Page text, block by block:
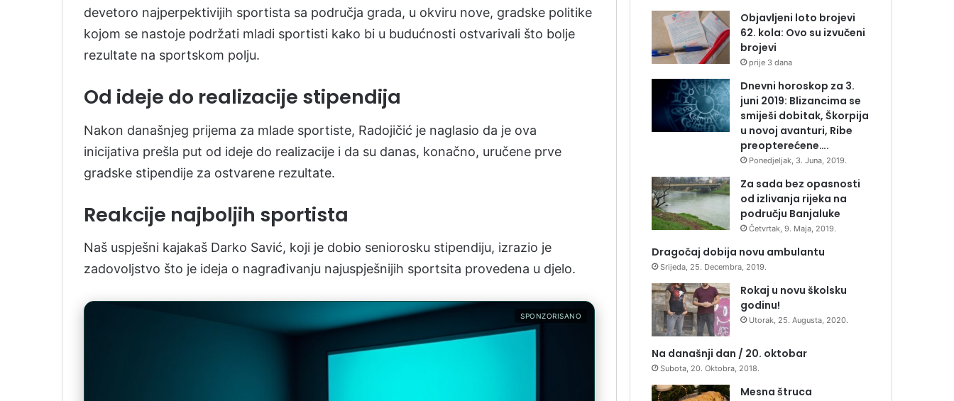
devetoro najperpektivijih sportista sa područja grada, u okviru nove, gradske politike
kojom se nastoje podržati mladi sportisti kako bi u budućnosti ostvarivali što bolje
rezultate na sportskom polju.
Od ideje do realizacije stipendija
Nakon današnjeg prijema za mlade sportiste, Radojičić je naglasio da je ova
inicijativa prešla put od ideje do realizacije i da su danas, konačno, uručene prve
gradske stipendije za ostvarene rezultate.
Reakcije najboljih sportista
Naš uspješni kajakaš Darko Savić, koji je dobio seniorosku stipendiju, izrazio je
zadovoljstvo što je ideja o nagrađivanju najuspješnijih sportsita provedena u djelo.
SPONZORISANO
Objavljeni loto brojevi
62. kola: Ovo su izvučeni
brojevi
prije 3 dana
Dnevni horoskop za 3.
juni 2019: Blizancima se
smiješi dobitak, Škorpija
u novoj avanturi, Ribe
preopterećene….
Ponedjeljak, 3. Juna, 2019.
Za sada bez opasnosti
od izlivanja rijeka na
području Banjaluke
Četvrtak, 9. Maja, 2019.
Dragočaj dobija novu ambulantu
Srijeda, 25. Decembra, 2019.
Rokaj u novu školsku
godinu!
Utorak, 25. Augusta, 2020.
Na današnji dan / 20. oktobar
Subota, 20. Oktobra, 2018.
Mesna štruca